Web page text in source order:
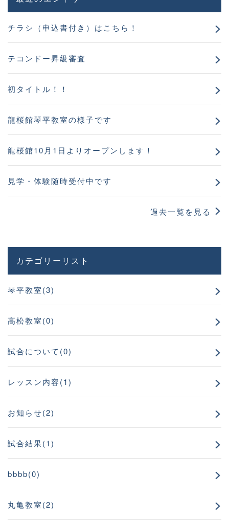
チラシ（申込書付き）はこちら！
テコンドー昇級審査
初タイトル！！
龍桜館琴平教室の様子です
龍桜館10月1日よりオープンします！
見学・体験随時受付中です
過去一覧を見る
カテゴリーリスト
琴平教室(3)
高松教室(0)
試合について(0)
レッスン内容(1)
お知らせ(2)
試合結果(1)
bbbb(0)
丸亀教室(2)